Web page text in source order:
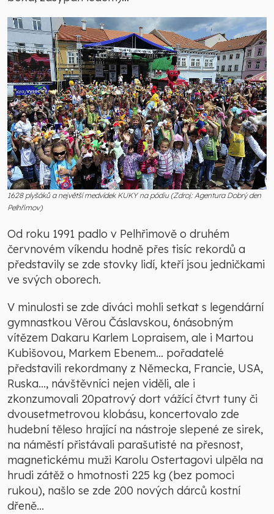
1628 plyšáků a největší medvídek KUKY na pódiu (Zdroj: Agentura Dobrý den
Pelhřimov)
Od roku 1991 padlo v Pelhřimově o druhém
červnovém víkendu hodně přes tisíc rekordů a
představily se zde stovky lidí, kteří jsou jedničkami
ve svých oborech.
V minulosti se zde diváci mohli setkat s legendární
gymnastkou Věrou Čáslavskou, 6násobným
vítězem Dakaru Karlem Lopraisem, ale i Martou
Kubišovou, Markem Ebenem… pořadatelé
představili rekordmany z Německa, Francie, USA,
Ruska…, návštěvníci nejen viděli, ale i
zkonzumovali 20patrový dort vážící čtvrt tuny či
dvousetmetrovou klobásu, koncertovalo zde
hudební těleso hrající na nástroje slepené ze sirek,
na náměstí přistávali parašutisté na přesnost,
magnetickému muži Karolu Ostertagovi ulpěla na
hrudi zátěž o hmotnosti 225 kg (bez pomoci
rukou), našlo se zde 200 nových dárců kostní
dřeně...